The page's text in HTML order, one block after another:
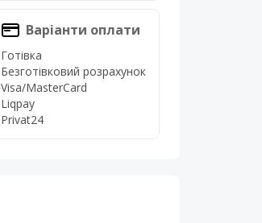
Варіанти оплати
Готівка
Безготівковий розрахунок
Visa/MasterCard
Liqpay
Privat24